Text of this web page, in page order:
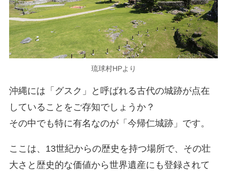
琉球村HPより
沖縄には「グスク」と呼ばれる古代の城跡が点在
していることをご存知でしょうか？
その中でも特に有名なのが「今帰仁城跡」です。
ここは、13世紀からの歴史を持つ場所で、その壮
大さと歴史的な価値から世界遺産にも登録されて